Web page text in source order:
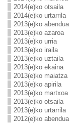
2014(e)ko otsaila
2014(e)ko urtarrila
2013(e)ko abendua
2013(e)ko azaroa
2013(e)ko urria
2013(e)ko iraila
2013(e)ko uztaila
2013(e)ko ekaina
2013(e)ko maiatza
2013(e)ko apirila
2013(e)ko martxoa
2013(e)ko otsaila
2013(e)ko urtarrila
2012(e)ko abendua